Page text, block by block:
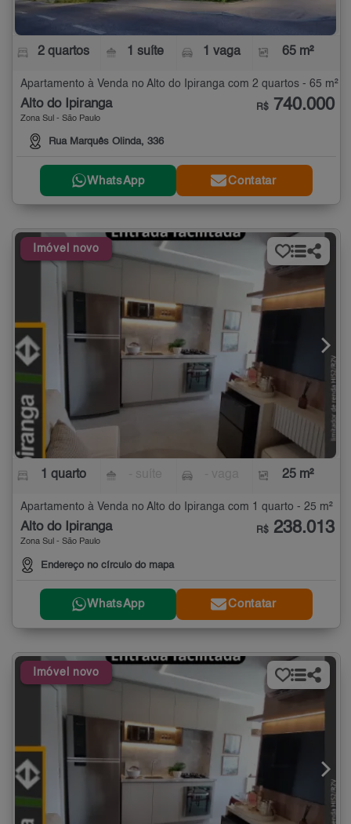
2 quartos 1 suíte 1 vaga 65 m²
Apartamento à Venda no Alto do Ipiranga com 2 quartos - 65 m²
Alto do Ipiranga
Zona Sul - São Paulo
Rua Marquês Olinda, 336
R$ 740.000
WhatsApp Contatar
Imóvel novo
1 quarto 25 m²
Apartamento à Venda no Alto do Ipiranga com 1 quarto - 25 m²
Alto do Ipiranga
Zona Sul - São Paulo
Endereço no círculo do mapa
R$ 238.013
WhatsApp Contatar
Imóvel novo